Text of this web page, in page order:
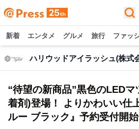
新着 エンタメ グルメ 旅行 ファッ
“待望の新商品”黒色のLED
着剤)登場！ よりかわいい仕
ルー ブラック』予約受付開始